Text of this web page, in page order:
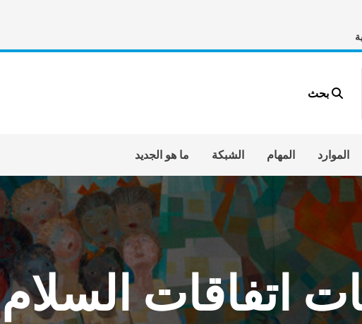
بحث
الموارد المهام الشبكة ما هو الجديد
اتفاقات السلام